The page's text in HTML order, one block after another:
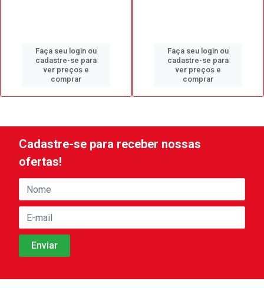
Faça seu login ou
cadastre-se para
ver preços e
comprar
Faça seu login ou
cadastre-se para
ver preços e
comprar
Cadastre-se para receber nossas
ofertas!